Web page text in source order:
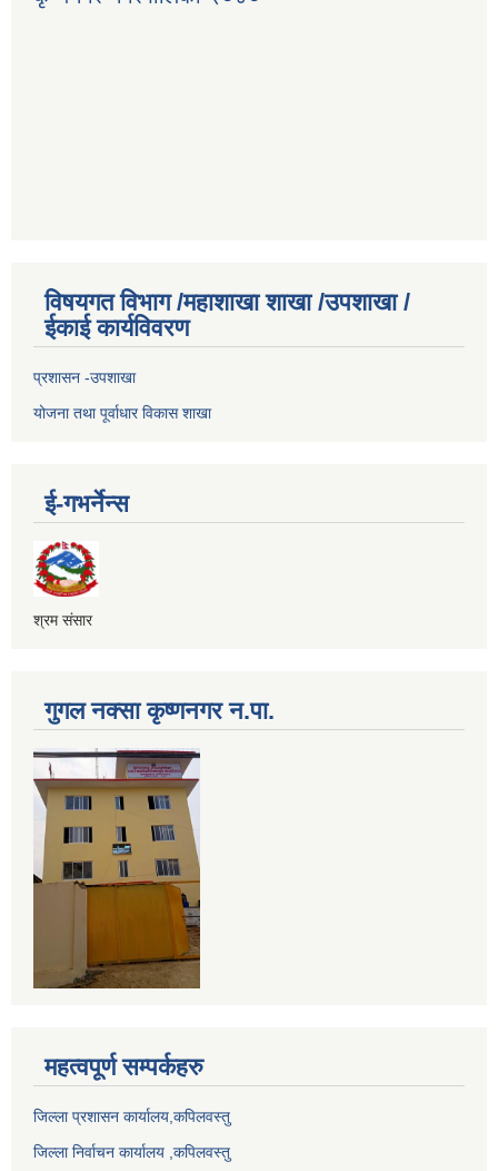
विषयगत विभाग /महाशाखा शाखा /उपशाखा /
ईकाई कार्यविवरण
प्रशासन -उपशाखा
योजना तथा पूर्वाधार विकास शाखा
ई-गभर्नेन्स
श्रम संसार
गुगल नक्सा कृष्णनगर न.पा.
महत्वपूर्ण सम्पर्कहरु
जिल्ला प्रशासन कार्यालय,कपिलवस्तु
जिल्ला निर्वाचन कार्यालय ,कपिलवस्तु